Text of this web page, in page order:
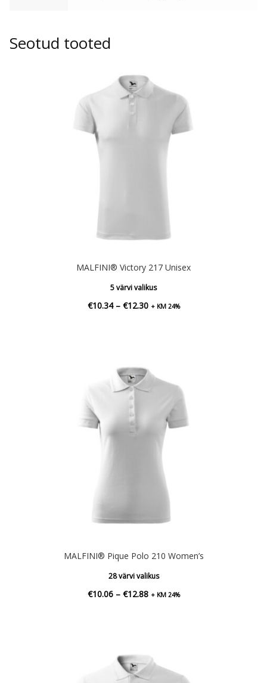
Seotud tooted
MALFINI® Victory 217 Unisex
5 värvi valikus
€10.34 – €12.30Hinnavahemik:
+ KM 24%
MALFINI® Pique Polo 210 Women’s
28 värvi valikus
€10.06 – €12.88Hinnavahemik:
+ KM 24%